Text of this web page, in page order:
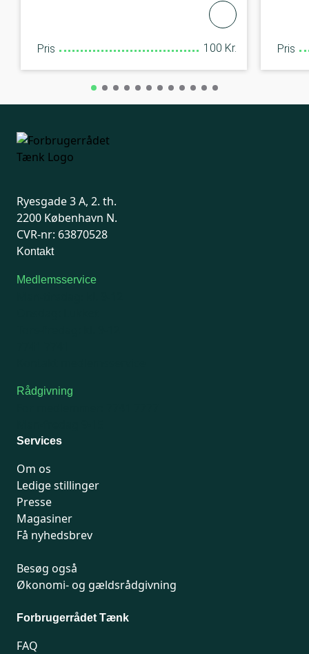
Pris 100 Kr. Pris
Ryesgade 3 A, 2. th.
2200 København N.
CVR-nr: 63870528
Kontakt
Medlemsservice
Rådgivning
Services
Om os
Ledige stillinger
Presse
Magasiner
Få nyhedsbrev
Besøg også
Økonomi- og gældsrådgivning
Forbrugerrådet Tænk
FAQ